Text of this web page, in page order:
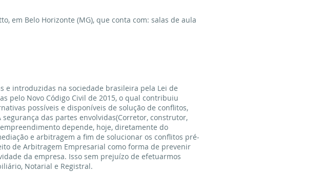
em Belo Horizonte (MG), que conta com: salas de aula
e introduzidas na sociedade brasileira pela Lei de
pelo Novo Código Civil de 2015, o qual contribuiu
possíveis e disponíveis de solução de conflitos,
das partes envolvidas(Corretor, construtor,
depende, hoje, diretamente do
e arbitragem a fim de solucionar os conflitos pré-
de Arbitragem Empresarial como forma de prevenir
da empresa. Isso sem prejuízo de efetuarmos
Notarial e Registral.